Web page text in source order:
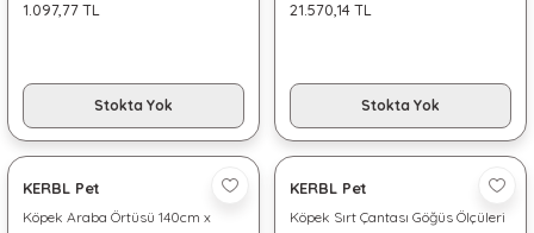
1.097,77 TL
Stokta Yok
21.570,14 TL
Stokta Yok
KERBL Pet
Köpek Araba Örtüsü 140cm x
KERBL Pet
Köpek Sırt Çantası Göğüs Ölçüleri